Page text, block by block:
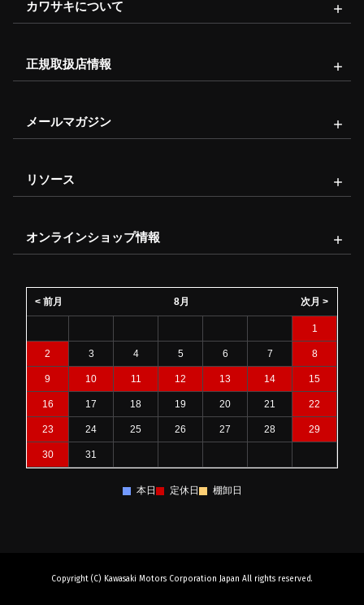
カワサキについて
正規取扱店情報
メールマガジン
リソース
オンラインショップ情報
8月
< 前月 次月 >
1
2 3 4 5 6 7 8
9 10 11 12 13 14 15
16 17 18 19 20 21 22
23 24 25 26 27 28 29
30 31
本日 定休日 棚卸日
Copyright (C) Kawasaki Motors Corporation Japan All rights reserved.